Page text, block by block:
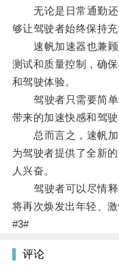
无论是日常通勤还
够让驾驶者始终保持充
速帆加速器也兼顾
测试和质量控制，确
和驾驶体验。
驾驶者只需要简单
带来的加速快感和驾驶
总而言之，速帆加
为驾驶者提供了全新
人兴奋。
驾驶者可以尽情释
将再次焕发出年轻、激
#3#
评论